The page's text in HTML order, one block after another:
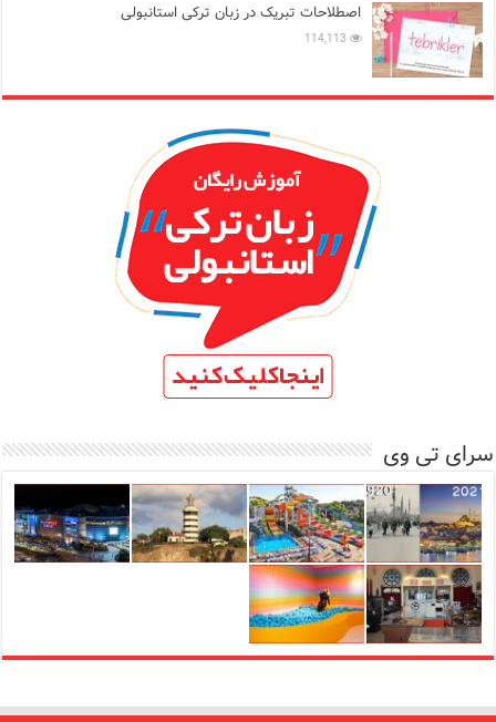
اصطلاحات تبریک در زبان ترکی استانبولی
114,113
سرای تی وی